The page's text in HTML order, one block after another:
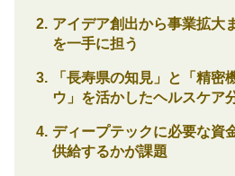
アイデア創出から事業拡大
を一手に担う
「長寿県の知見」と「精密
ウ」を活かしたヘルスケア
ディープテックに必要な資
供給するかが課題